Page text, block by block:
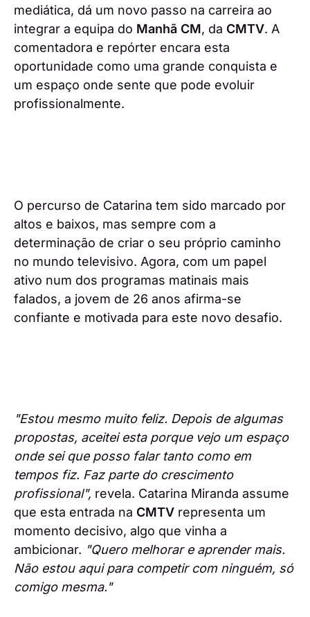
mediática, dá um novo passo na carreira ao
integrar a equipa do Manhã CM, da CMTV. A
comentadora e repórter encara esta
oportunidade como uma grande conquista e
um espaço onde sente que pode evoluir
profissionalmente.
O percurso de Catarina tem sido marcado por
altos e baixos, mas sempre com a
determinação de criar o seu próprio caminho
no mundo televisivo. Agora, com um papel
ativo num dos programas matinais mais
falados, a jovem de 26 anos afirma-se
confiante e motivada para este novo desafio.
"Estou mesmo muito feliz. Depois de algumas
propostas, aceitei esta porque vejo um espaço
onde sei que posso falar tanto como em
tempos fiz. Faz parte do crescimento
profissional", revela. Catarina Miranda assume
que esta entrada na CMTV representa um
momento decisivo, algo que vinha a
ambicionar. "Quero melhorar e aprender mais.
Não estou aqui para competir com ninguém, só
comigo mesma."